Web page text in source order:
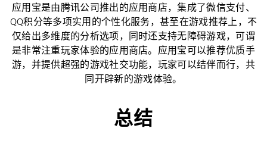
应用宝是由腾讯公司推出的应用商店，集成了微信支付、
QQ积分等多项实用的个性化服务，甚至在游戏推荐上，不
仅给出多维度的分析选项，同时还支持无障碍游戏，可谓
是非常注重玩家体验的应用商店。应用宝可以推荐优质手
游，并提供超强的游戏社交功能，玩家可以结伴而行，共
同开辟新的游戏体验。
总结